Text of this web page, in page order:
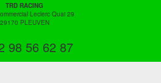
TRD RACING
Leclerc Quai 29
29170 PLEUVEN
98 56 62 87